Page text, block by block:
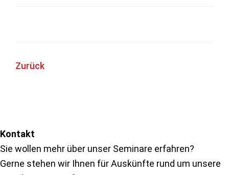
Zurück
Kontakt
Sie wollen mehr über unser Seminare erfahren?
Gerne stehen wir Ihnen für Auskünfte rund um unsere